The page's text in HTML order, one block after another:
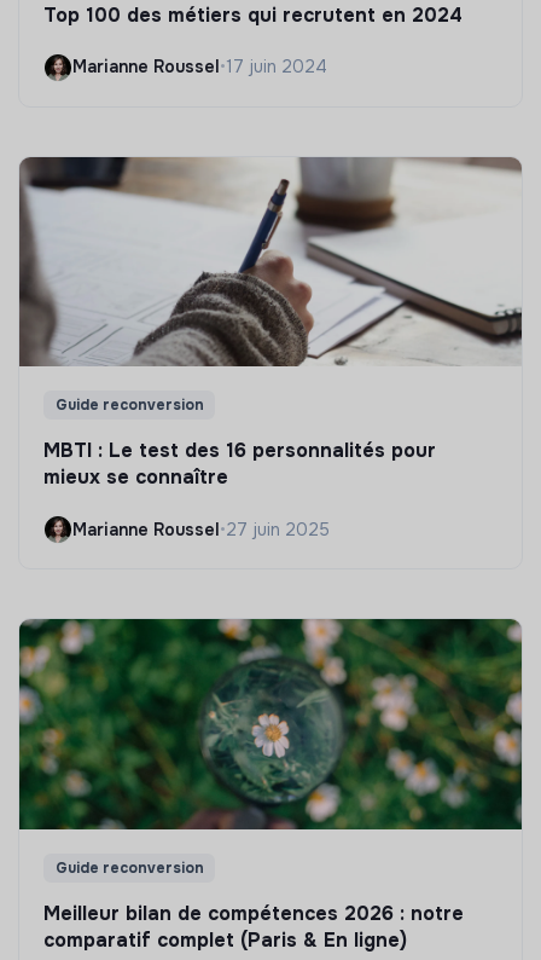
Top 100 des métiers qui recrutent en 2024
Marianne Roussel•17 juin 2024
Guide reconversion
MBTI : Le test des 16 personnalités pour
mieux se connaître
Marianne Roussel•27 juin 2025
Guide reconversion
Meilleur bilan de compétences 2026 : notre
comparatif complet (Paris & En ligne)